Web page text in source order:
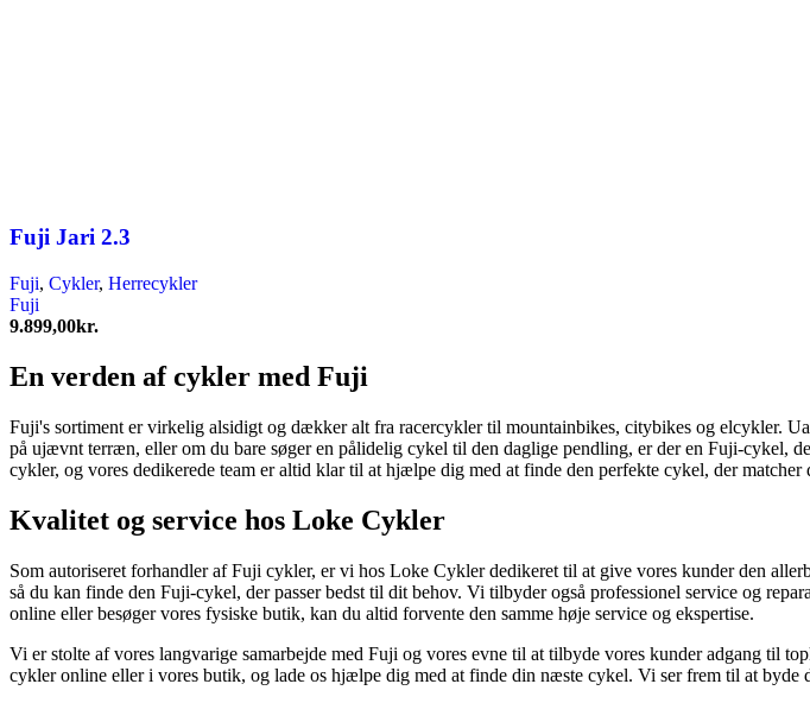
Fuji Jari 2.3
Fuji, Cykler, Herrecykler
Fuji
9.899,00kr.
En verden af cykler med Fuji
Fuji's sortiment er virkelig alsidigt og dækker alt fra racercykler til mountainbikes, citybikes og elcykler.
på ujævnt terræn, eller om du bare søger en pålidelig cykel til den daglige pendling, er der en Fuji-cykel,
cykler, og vores dedikerede team er altid klar til at hjælpe dig med at finde den perfekte cykel, der matcher
Kvalitet og service hos Loke Cykler
Som autoriseret forhandler af Fuji cykler, er vi hos Loke Cykler dedikeret til at give vores kunder den
så du kan finde den Fuji-cykel, der passer bedst til dit behov. Vi tilbyder også professionel service og
online eller besøger vores fysiske butik, kan du altid forvente den samme høje service og ekspertise.
Vi er stolte af vores langvarige samarbejde med Fuji og vores evne til at tilbyde vores kunder adgang til
cykler online eller i vores butik, og lade os hjælpe dig med at finde din næste cykel. Vi ser frem til at byde